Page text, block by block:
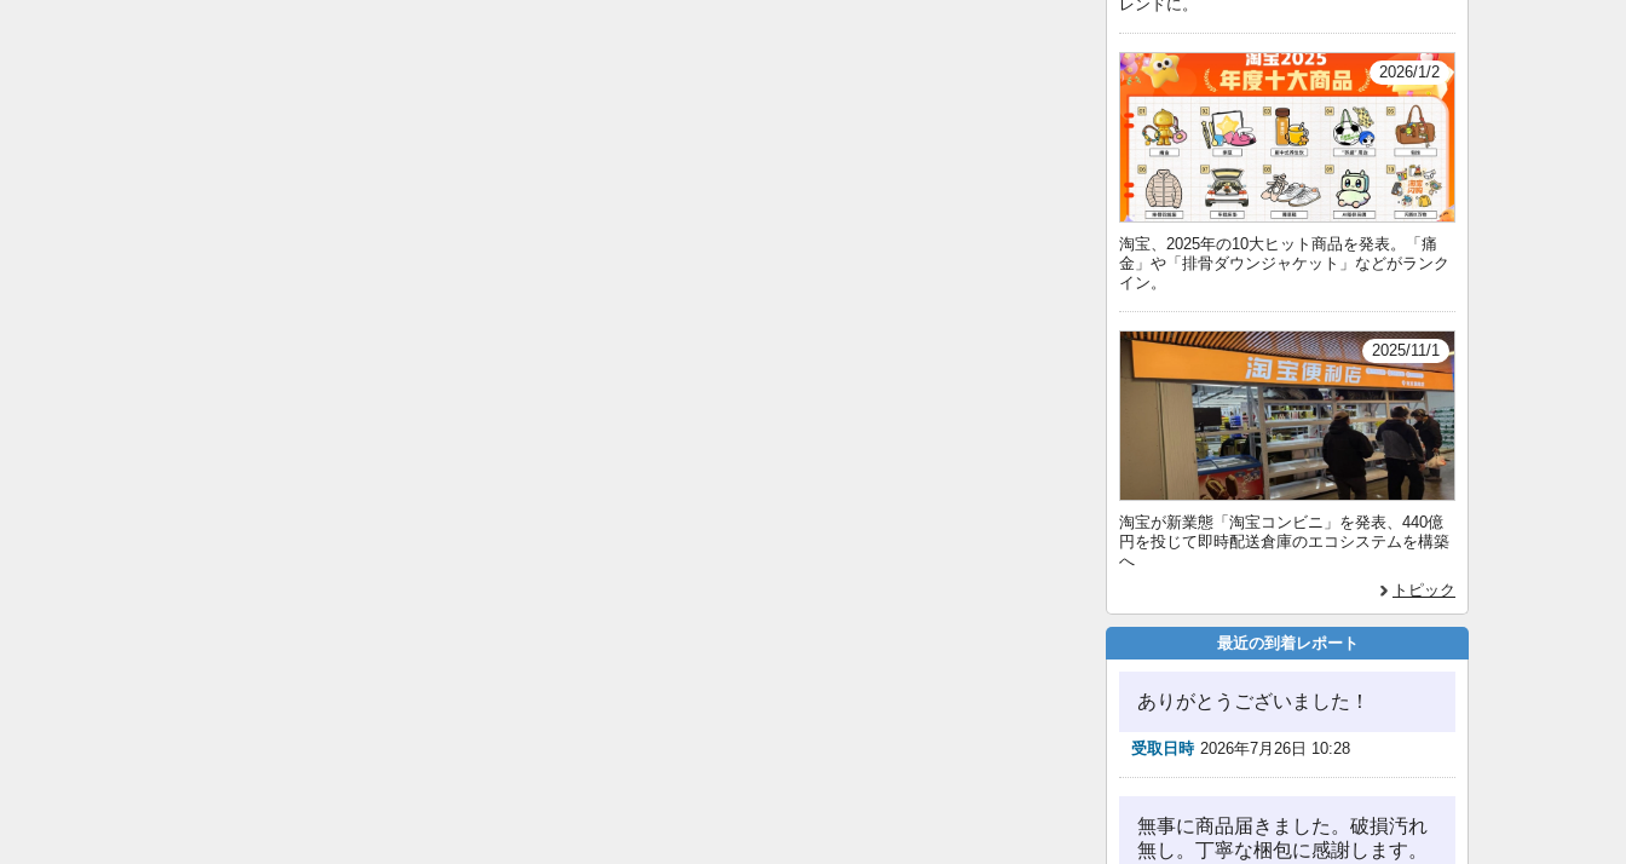
レンドに。
2026/1/2
淘宝、2025年の10大ヒット商品を発表。「痛
金」や「排骨ダウンジャケット」などがランク
イン。
2025/11/1
淘宝が新業態「淘宝コンビニ」を発表、440億
円を投じて即時配送倉庫のエコシステムを構築
へ
トピック
最近の到着レポート
ありがとうございました！
受取日時 2026年7月26日 10:28
無事に商品届きました。破損汚れ
無し。丁寧な梱包に感謝します。